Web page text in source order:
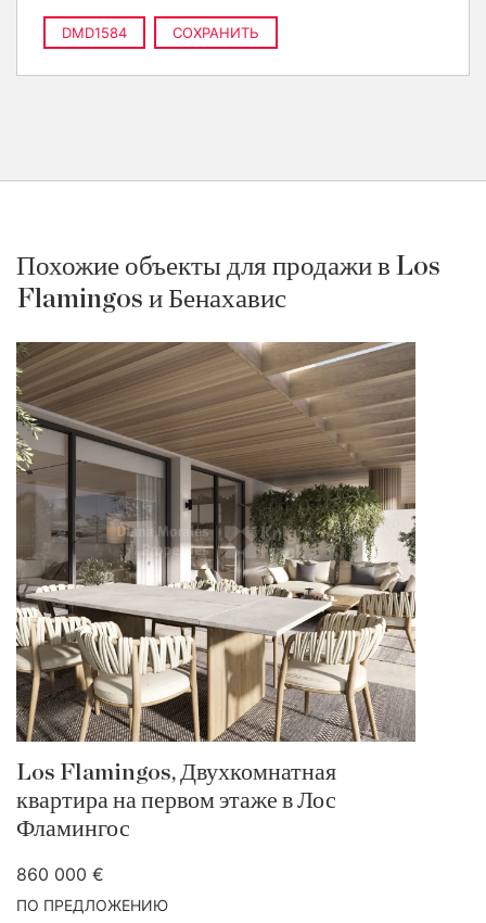
m2построен
DMD1584 СОХРАНИТЬ
Похожие объекты для продажи в Los
Flamingos и Бенахавис
Los Flamingos, Двухкомнатная
квартира на первом этаже в Лос
Фламингос
860 000 €
ПО ПРЕДЛОЖЕНИЮ